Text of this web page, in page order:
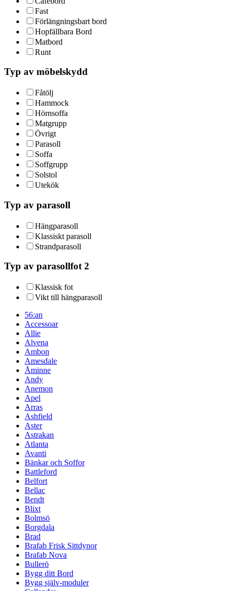
Fast
Förlängningsbart bord
Hopfällbara Bord
Matbord
Runt
Typ av möbelskydd
Fåtölj
Hammock
Hörnsoffa
Matgrupp
Övrigt
Parasoll
Soffa
Soffgrupp
Solstol
Utekök
Typ av parasoll
Hängparasoll
Klassiskt parasoll
Strandparasoll
Typ av parasollfot 2
Klassisk fot
Vikt till hängparasoll
56:an
Accessoar
Allie
Alvena
Ambon
Amesdale
Åminne
Andy
Anemon
Apel
Arras
Ashfield
Aster
Astrakan
Atlanta
Avanti
Bänkar och Soffor
Battleford
Belfort
Bellac
Bendt
Blixt
Bolmsö
Borgdala
Brad
Brafab Frisk Sittdynor
Brafab Nova
Bullerö
Bygg ditt Bord
Bygg själv-moduler